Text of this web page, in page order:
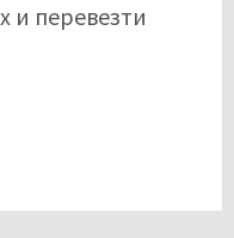
и ​​перевезти